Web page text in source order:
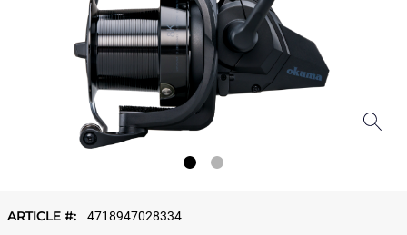
ARTICLE #: 4718947028334